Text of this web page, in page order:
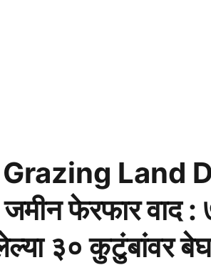
Land
जमीन फेरफार वाद :
३० कुटुंबांवर